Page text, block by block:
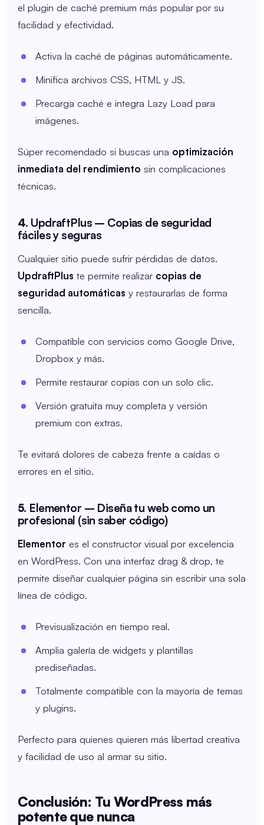
el plugin de caché premium más popular por su
facilidad y efectividad.
Activa la caché de páginas automáticamente.
Minifica archivos CSS, HTML y JS.
Precarga caché e integra Lazy Load para
imágenes.
Súper recomendado si buscas una optimización
inmediata del rendimiento sin complicaciones
técnicas.
4. UpdraftPlus – Copias de seguridad
fáciles y seguras
Cualquier sitio puede sufrir pérdidas de datos.
UpdraftPlus te permite realizar copias de
seguridad automáticas y restaurarlas de forma
sencilla.
Compatible con servicios como Google Drive,
Dropbox y más.
Permite restaurar copias con un solo clic.
Versión gratuita muy completa y versión
premium con extras.
Te evitará dolores de cabeza frente a caídas o
errores en el sitio.
5. Elementor – Diseña tu web como un
profesional (sin saber código)
Elementor es el constructor visual por excelencia
en WordPress. Con una interfaz drag & drop, te
permite diseñar cualquier página sin escribir una sola
línea de código.
Previsualización en tiempo real.
Amplia galería de widgets y plantillas
prediseñadas.
Totalmente compatible con la mayoría de temas
y plugins.
Perfecto para quienes quieren más libertad creativa
y facilidad de uso al armar su sitio.
Conclusión: Tu WordPress más
potente que nunca